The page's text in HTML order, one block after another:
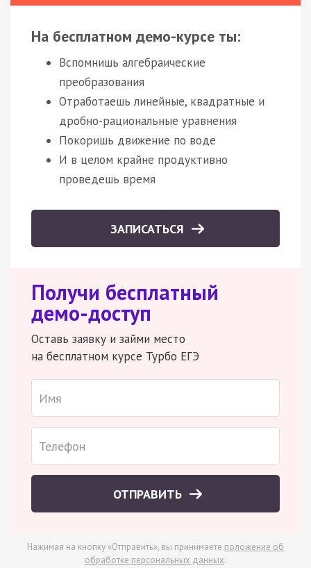
На бесплатном демо-курсе ты:
Вспомнишь алгебраические
преобразования
Отработаешь линейные, квадратные и
дробно-рациональные уравнения
Покоришь движение по воде
И в целом крайне продуктивно
проведешь время
ЗАПИСАТЬСЯ
Получи бесплатный
демо-доступ
Оставь заявку и займи место
на бесплатном курсе Турбо ЕГЭ
ОТПРАВИТЬ
Нажимая на кнопку «Отправить», вы принимаете положение об
обработке персональных данных.